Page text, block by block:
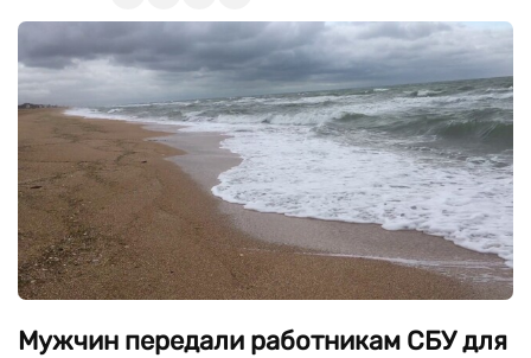
Мужчин передали работникам СБУ для